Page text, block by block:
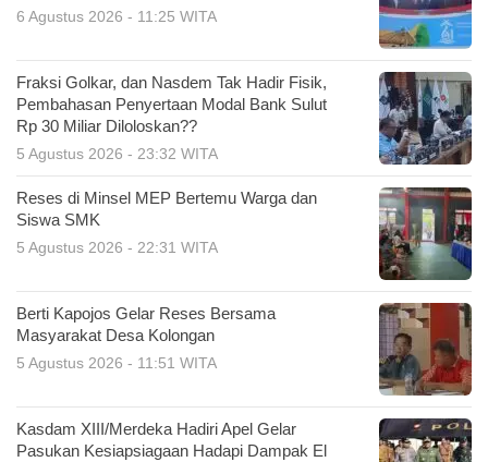
6 Agustus 2026 - 11:25 WITA
Fraksi Golkar, dan Nasdem Tak Hadir Fisik,
Pembahasan Penyertaan Modal Bank Sulut
Rp 30 Miliar Diloloskan??
5 Agustus 2026 - 23:32 WITA
Reses di Minsel MEP Bertemu Warga dan
Siswa SMK
5 Agustus 2026 - 22:31 WITA
Berti Kapojos Gelar Reses Bersama
Masyarakat Desa Kolongan
5 Agustus 2026 - 11:51 WITA
Kasdam XIII/Merdeka Hadiri Apel Gelar
Pasukan Kesiapsiagaan Hadapi Dampak El